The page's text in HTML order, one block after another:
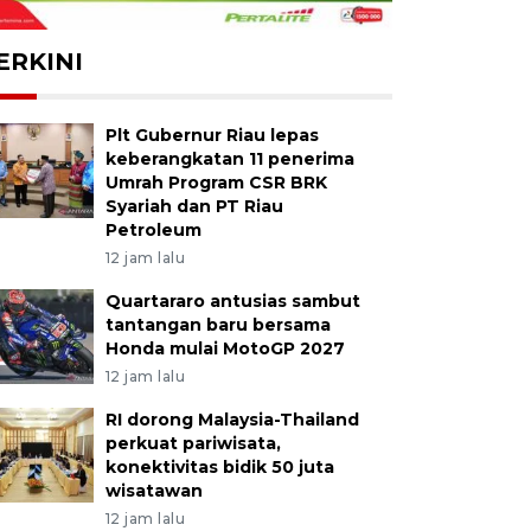
Plt Gubernur Riau lepas
keberangkatan 11 penerima
Umrah Program CSR BRK
Syariah dan PT Riau
Petroleum
12 jam lalu
Quartararo antusias sambut
tantangan baru bersama
Honda mulai MotoGP 2027
12 jam lalu
RI dorong Malaysia-Thailand
perkuat pariwisata,
konektivitas bidik 50 juta
wisatawan
12 jam lalu